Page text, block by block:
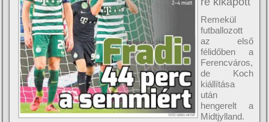
Remekül
futballozott
az első
félidőben a
Ferencváros,
de Koch
kiállí­tása
után
hengerelt a
Midtjylland.